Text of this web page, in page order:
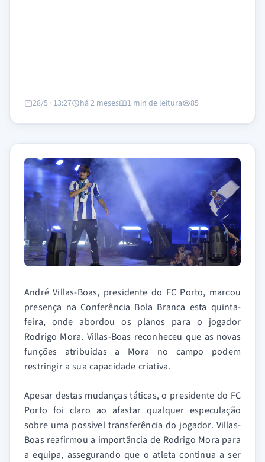
28/5 · 13:27 há 2 meses 1 min de leitura 85
André Villas-Boas, presidente do FC Porto, marcou
presença na Conferência Bola Branca esta quinta-
feira, onde abordou os planos para o jogador
Rodrigo Mora. Villas-Boas reconheceu que as novas
funções atribuídas a Mora no campo podem
restringir a sua capacidade criativa.
Apesar destas mudanças táticas, o presidente do FC
Porto foi claro ao afastar qualquer especulação
sobre uma possível transferência do jogador. Villas-
Boas reafirmou a importância de Rodrigo Mora para
a equipa, assegurando que o atleta continua a ser